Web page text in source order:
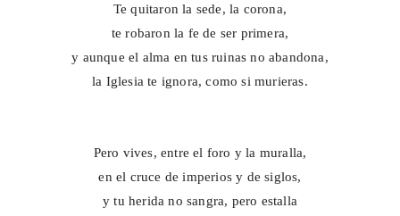
Te quitaron la sede, la corona,
te robaron la fe de ser primera,
y aunque el alma en tus ruinas no abandona,
la Iglesia te ignora, como si murieras.
Pero vives, entre el foro y la muralla,
en el cruce de imperios y de siglos,
y tu herida no sangra, pero estalla